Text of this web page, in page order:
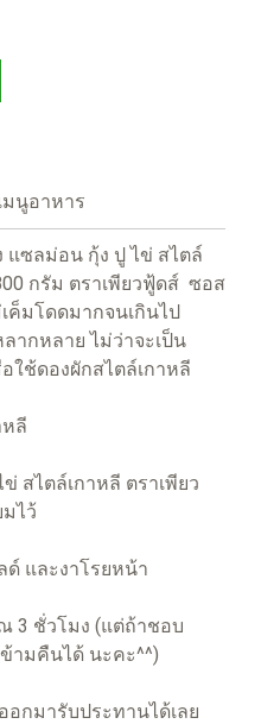
มนูอาหาร
แซลม่อน กุ้ง ปู ไข่ สไตล์
กรัม ตราเพียวฟู้ดส์ ซอส
ค็มโดดมากจนเกินไป
ากหลาย ไม่ว่าจะเป็น
ใช้ดองผักสไตล์เกาหลี
หลี
สไตล์เกาหลี ตราเพียว
ไว้
และงาโรยหน้า
3 ชั่วโมง (แต่ถ้าชอบ
ามคืนได้ นะคะ^^)
อกมารับประทานได้เลย